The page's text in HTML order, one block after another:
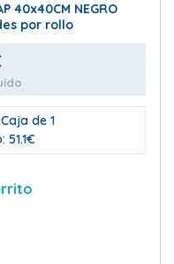
40x40CM NEGRO
por rollo
de 1
51.1€